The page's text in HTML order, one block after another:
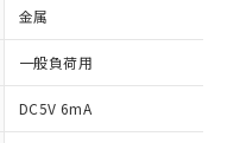
金属
一般負荷用
DC5V 6mA